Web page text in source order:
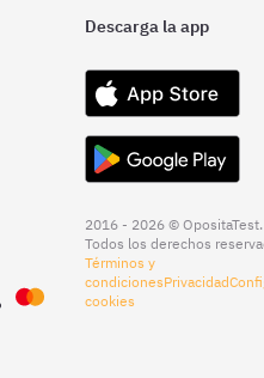
Descarga la app
2016 - 2026 © OpositaTest.
Todos los derechos
Términos y
condicionesPrivacidad
cookies